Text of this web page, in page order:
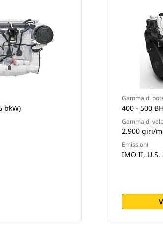
bkW)
Gamma di
400 - 500
Gamma di
2.900 giri/
Emissioni
IMO II, U.S.